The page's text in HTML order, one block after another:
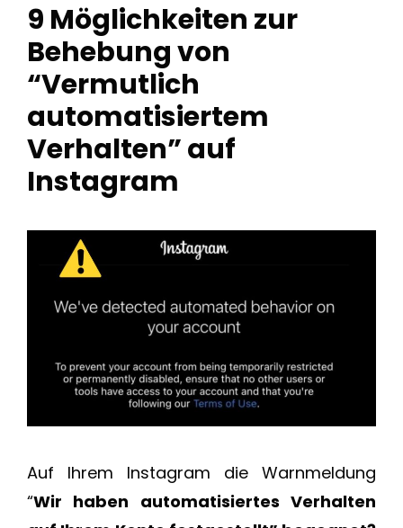
9 Möglichkeiten zur
Behebung von
“Vermutlich
automatisiertem
Verhalten” auf
Instagram
Auf Ihrem Instagram die Warnmeldung
“Wir haben automatisiertes Verhalten